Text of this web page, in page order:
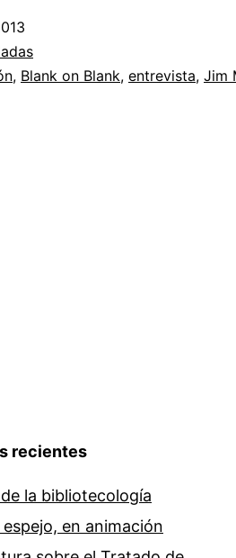
, Blank on Blank, entrevista, Jim
recientes
la bibliotecología
espejo, en animación